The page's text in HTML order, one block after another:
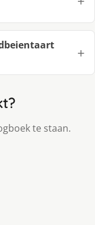
te staan.